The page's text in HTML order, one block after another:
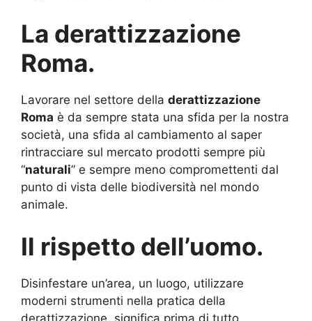
La derattizzazione
Roma.
Lavorare nel settore della derattizzazione
Roma è da sempre stata una sfida per la nostra
società, una sfida al cambiamento al saper
rintracciare sul mercato prodotti sempre più
“naturali” e sempre meno compromettenti dal
punto di vista delle biodiversità nel mondo
animale.
Il rispetto dell’uomo.
Disinfestare un’area, un luogo, utilizzare
moderni strumenti nella pratica della
derattizzazione, significa prima di tutto